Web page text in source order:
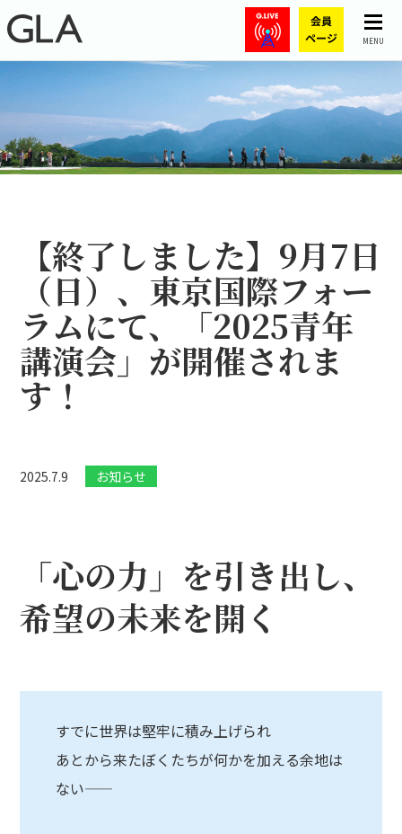
MENU
【終了しました】9月7日
（日）、東京国際フォー
ラムにて、「2025青年
講演会」が開催されま
す！
2025.7.9 お知らせ
「心の力」を引き出し、
希望の未来を開く
すでに世界は堅牢に積み上げられ
あとから来たぼくたちが何かを加える余地は
ない――